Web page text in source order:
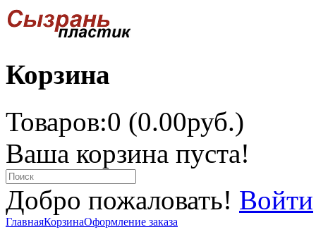
Корзина
Товаров:0 (0.00руб.)
Ваша корзина пуста!
Добро пожаловать! Войти
ГлавнаяКорзинаОформление заказа